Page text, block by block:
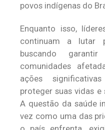
povos indígenas do
Enquanto isso,
continuam a lutar
buscando
comunidades
ações
proteger suas vidas
A questão da saúde
vez como uma das